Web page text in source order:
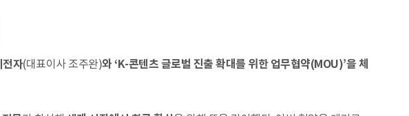
전자(대표이사 조주완)와 ‘K-콘텐츠 글로벌 진출 확대를 위한 업무협약(MOU)’을 체